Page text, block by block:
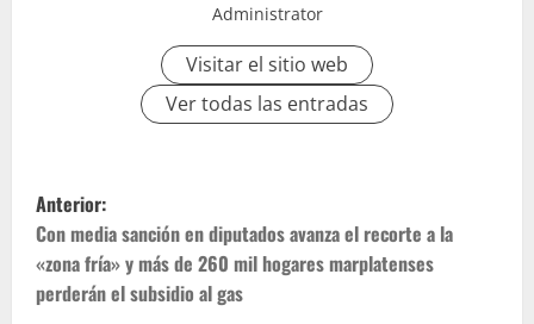
Administrator
Visitar el sitio web
Ver todas las entradas
Anterior:
Con media sanción en diputados avanza el recorte a la
«zona fría» y más de 260 mil hogares marplatenses
perderán el subsidio al gas